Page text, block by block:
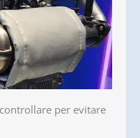
per evitare